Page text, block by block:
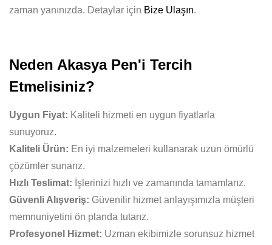
zaman yanınızda. Detaylar için Bize Ulaşın.
Neden Akasya Pen'i Tercih
Etmelisiniz?
Uygun Fiyat: Kaliteli hizmeti en uygun fiyatlarla
sunuyoruz.
Kaliteli Ürün: En iyi malzemeleri kullanarak uzun ömürlü
çözümler sunarız.
Hızlı Teslimat: İşlerinizi hızlı ve zamanında tamamlarız.
Güvenli Alışveriş: Güvenilir hizmet anlayışımızla müşteri
memnuniyetini ön planda tutarız.
Profesyonel Hizmet: Uzman ekibimizle sorunsuz hizmet